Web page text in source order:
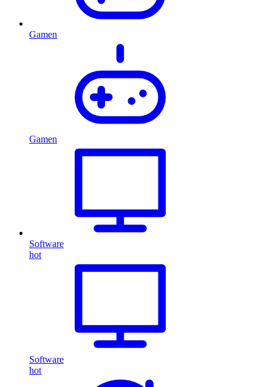
Gamen
Gamen
Software
hot
Software
hot